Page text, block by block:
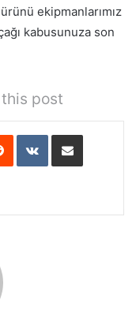
ekipmanlarımız
kabusunuza son
post
Reddit VKontakte